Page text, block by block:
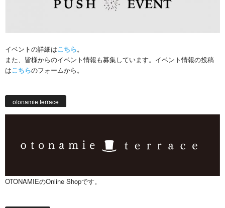
イベントの詳細はこちら。
また、皆様からのイベント情報も募集しています。イベント情報の投稿
はこちらのフォームから。
otonamie terrace
OTONAMIEのOnline Shopです。